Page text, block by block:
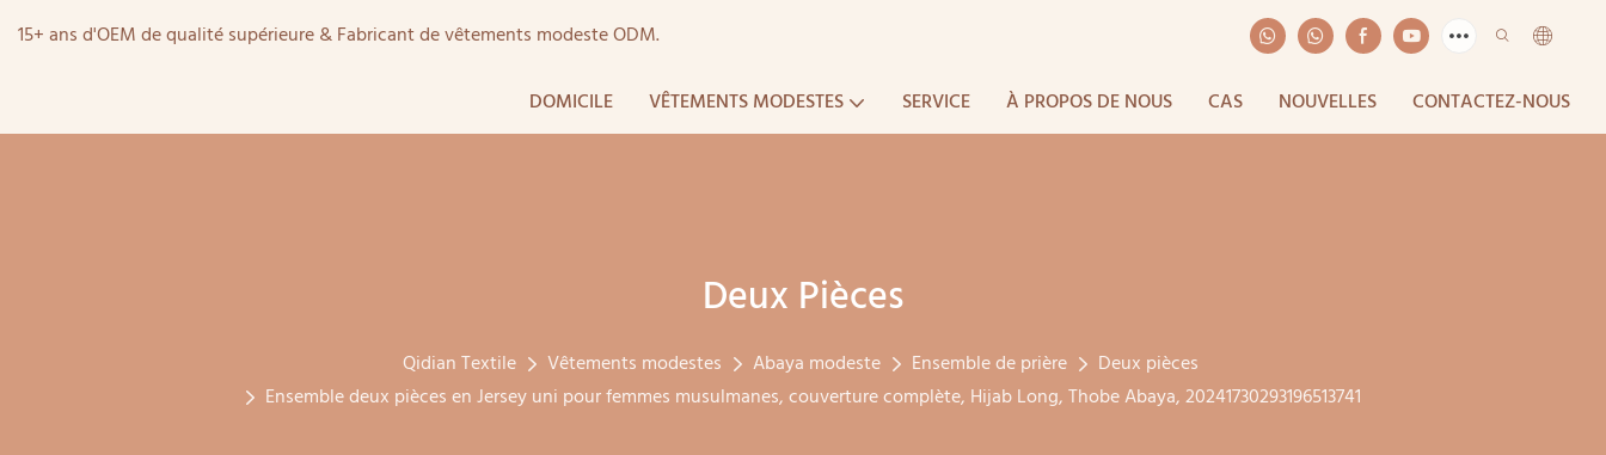
15+ ans d'OEM de qualité supérieure & Fabricant de vêtements modeste ODM.
DOMICILE VÊTEMENTS MODESTES SERVICE À PROPOS DE NOUS CAS NOUVELLES CONTACTEZ-NOUS
Deux Pièces
Qidian Textile Vêtements modestes Abaya modeste Ensemble de prière
Deux pièces
Ensemble deux pièces en Jersey uni pour femmes musulmanes, couverture complète, Hijab Long, Thobe Abaya, 20241730293196513741